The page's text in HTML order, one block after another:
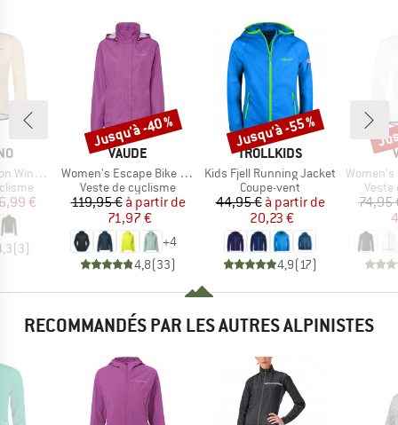
réduit
€
(3)
MARQUE
VAUDE
Article
Women's Escape Bike Light Jacket
Product group
Veste de cyclisme
Prix
119,95 € Prix réduit
à partir de
71,97 €
+4
4,8(33)
Remise
Jusqu'à -40 %
MARQUE
TROLLKIDS
Article
Kids Fjell Running Jacket
Product group
Coupe-vent
Prix
44,95 € Prix réduit
à partir de
20,23 €
4,9(17)
Remise
Jusqu'à -55 %
Article
Women's
Veste
74,95
RECOMMANDÉS PAR LES AUTRES ALPINISTES